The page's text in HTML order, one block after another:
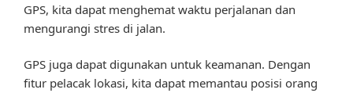
GPS, kita dapat menghemat waktu perjalanan dan
mengurangi stres di jalan.
GPS juga dapat digunakan untuk keamanan. Dengan
fitur pelacak lokasi, kita dapat memantau posisi orang